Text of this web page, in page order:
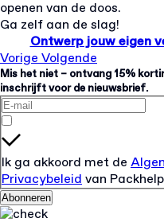
openen van de doos.
Ga zelf aan de slag!
Ontwerp jouw eigen
Vorige Volgende
Mis het niet – ontvang 15%
inschrijft voor de nieuwsbrief.
Ik ga akkoord met de
Privacybeleid van
Abonneren